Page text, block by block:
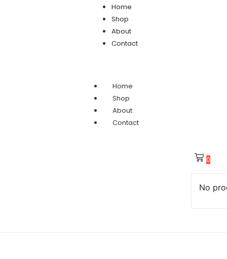
Home
Shop
About
Contact
Home
Shop
About
Contact
0
No